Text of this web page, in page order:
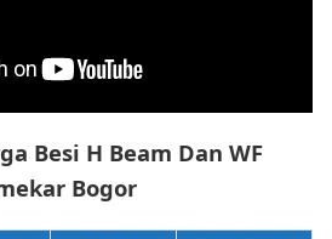
Besi H Beam Dan WF
Bogor